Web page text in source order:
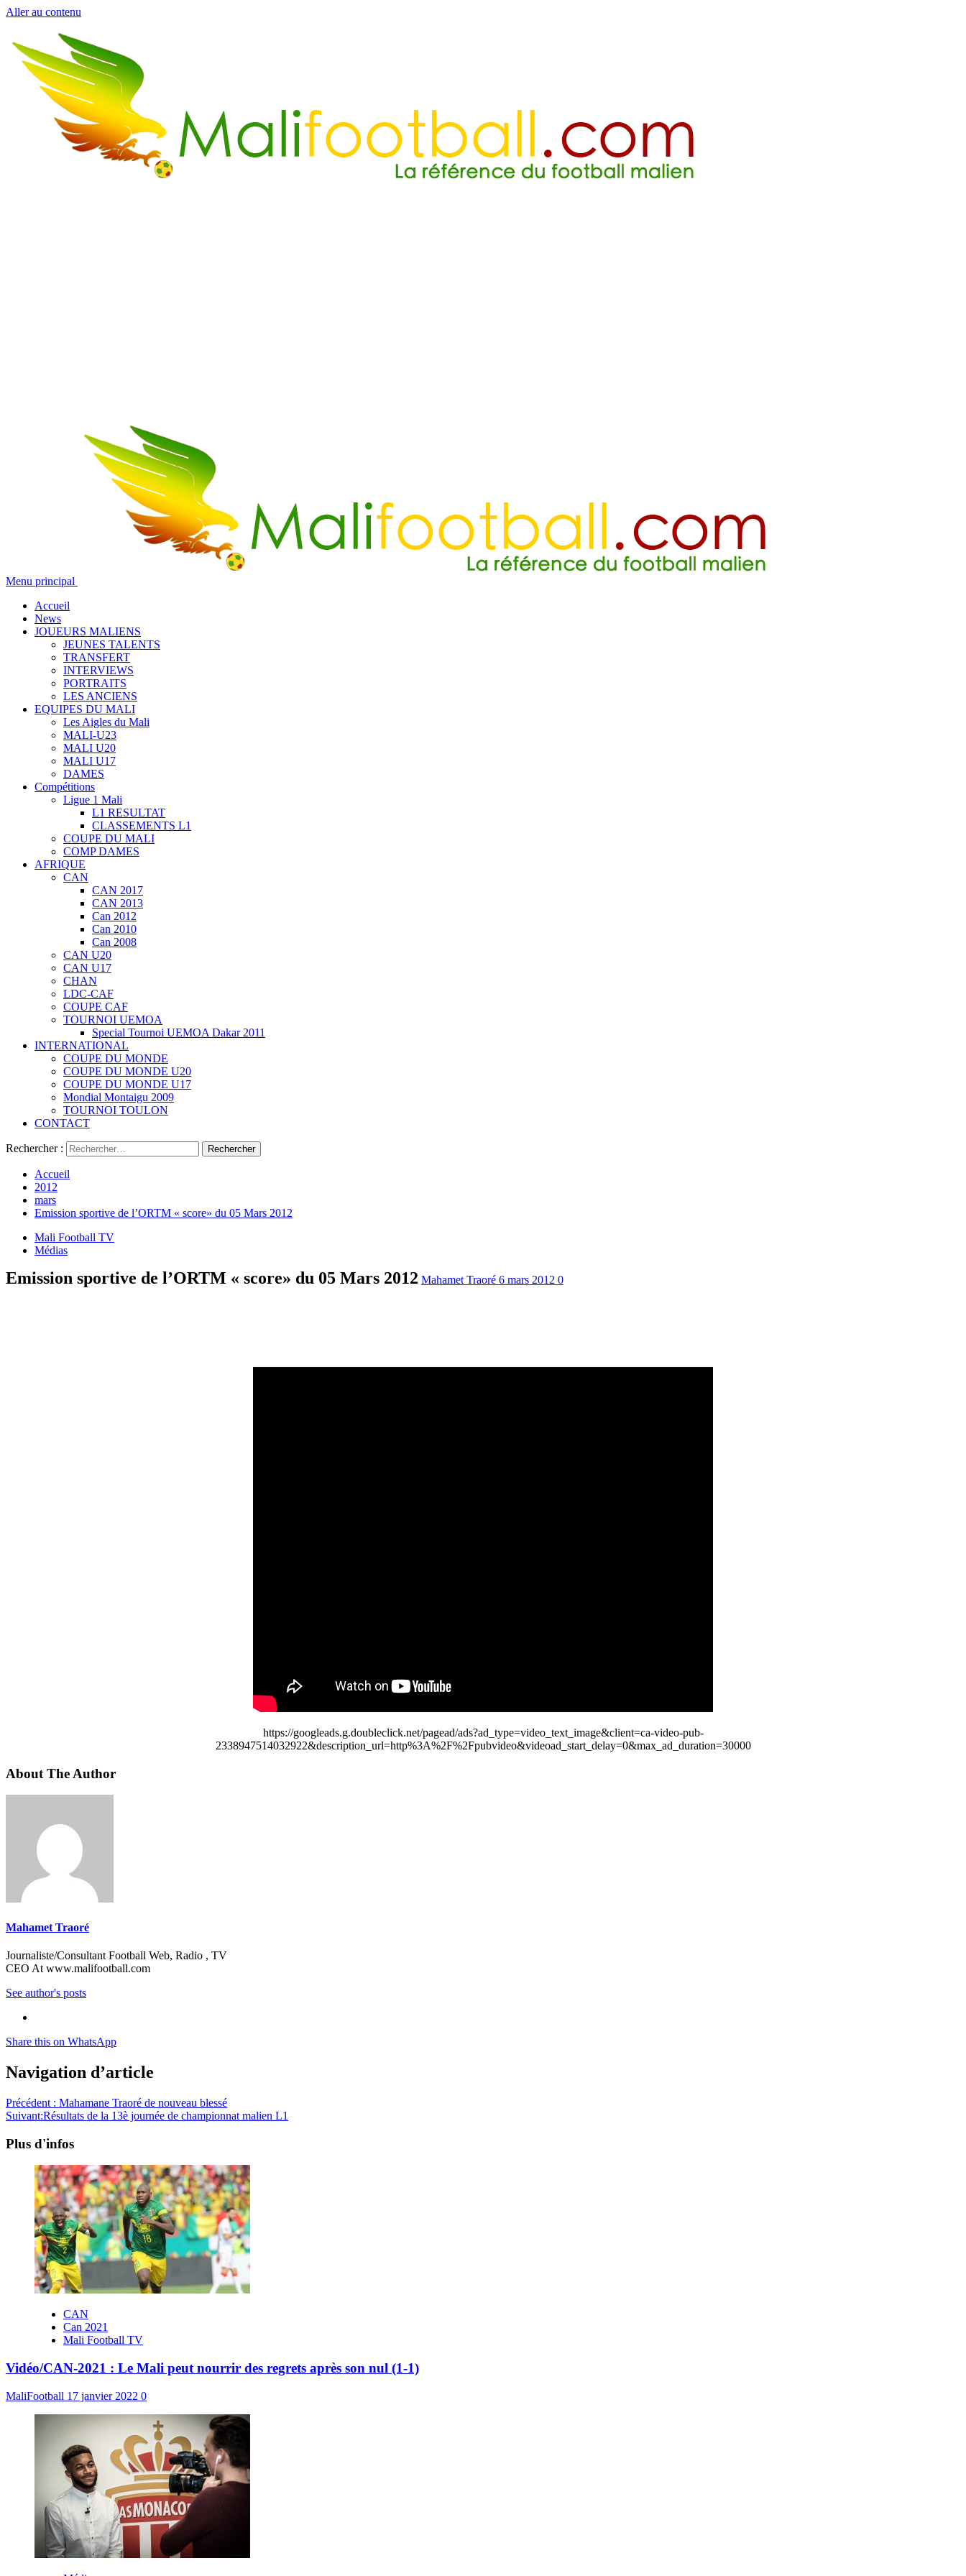
Aller au contenu
Menu principal
Accueil
News
JOUEURS MALIENS
JEUNES TALENTS
TRANSFERT
INTERVIEWS
PORTRAITS
LES ANCIENS
EQUIPES DU MALI
Les Aigles du Mali
MALI-U23
MALI U20
MALI U17
DAMES
Compétitions
Ligue 1 Mali
L1 RESULTAT
CLASSEMENTS L1
COUPE DU MALI
COMP DAMES
AFRIQUE
CAN
CAN 2017
CAN 2013
Can 2012
Can 2010
Can 2008
CAN U20
CAN U17
CHAN
LDC-CAF
COUPE CAF
TOURNOI UEMOA
Special Tournoi UEMOA Dakar 2011
INTERNATIONAL
COUPE DU MONDE
COUPE DU MONDE U20
COUPE DU MONDE U17
Mondial Montaigu 2009
TOURNOI TOULON
CONTACT
Rechercher :
Accueil
2012
mars
Emission sportive de l’ORTM « score» du 05 Mars 2012
Mali Football TV
Médias
Emission sportive de l’ORTM « score» du 05 Mars 2012 Mahamet Traoré 6 mars 2012 0
https://googleads.g.doubleclick.net/pagead/ads?ad_type=video_text_image&client=ca-video-pub-
2338947514032922&description_url=http%3A%2F%2Fpubvideo&videoad_start_delay=0&max_ad_duration=30000
About The Author
Mahamet Traoré
Journaliste/Consultant Football Web, Radio , TV
CEO At www.malifootball.com
See author's posts
Share this on WhatsApp
Navigation d’article
Précédent : Mahamane Traoré de nouveau blessé
Suivant:Résultats de la 13è journée de championnat malien L1
Plus d'infos
CAN
Can 2021
Mali Football TV
Vidéo/CAN-2021 : Le Mali peut nourrir des regrets après son nul (1-1)
MaliFootball 17 janvier 2022 0